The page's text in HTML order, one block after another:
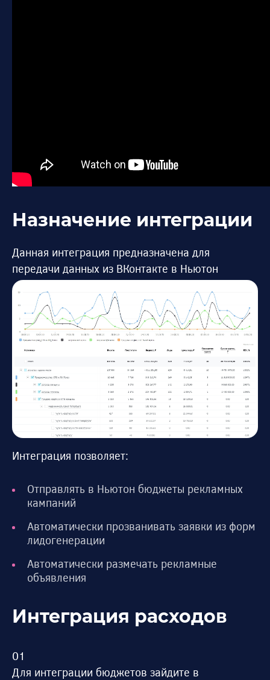
Назначение интеграции
Данная интеграция предназначена для
передачи данных из ВКонтакте в Ньютон
Интеграция позволяет:
Отправлять в Ньютон бюджеты рекламных
кампаний
Автоматически прозванивать заявки из форм
лидогенерации
Автоматически размечать рекламные
объявления
Интеграция расходов
Для интеграции бюджетов зайдите в